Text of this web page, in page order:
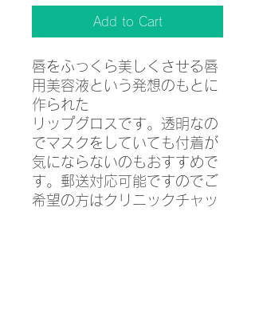
Add to Cart
唇をふっくら美しくさせる唇
用美容液という発想のもとに
作られた
リップグロスです。透明なの
でマスクをしていても付着が
気にならないのもおすすめで
す。郵送対応可能ですのでご
希望の方はクリニックチャッ